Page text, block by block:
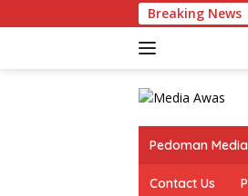
ke
Breaking News
Pedoman
Contact Us